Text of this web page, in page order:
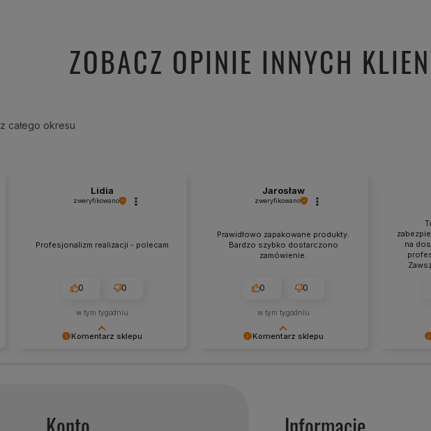
ZOBACZ OPINIE INNYCH
z całego okresu
Komentarz sklepu
jeszcze!
Lidia
zweryfikowano
Profesjonalizm realizacji - polecam
0 0
w tym tygodniu
Komentarz sklepu
Jarosław
zweryfikowano
Prawidłowo zapakowane produkty.
Bardzo szybko dostarczono
zamówienie.
0 0
w tym tygodniu
na